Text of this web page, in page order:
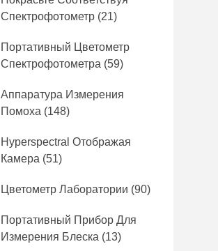
Спектрофотометр (21)
Портативный Цветометр
Спектрофотометра (59)
Аппаратура Измерения
Помоха (148)
Hyperspectral Отображая
Камера (51)
Цветометр Лаборатории (90)
Портативный Прибор Для
Измерения Блеска (13)